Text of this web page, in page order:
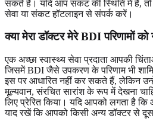
सकते हैं। यदि आप संकट की स्थिति में हैं,
सेवा या संकट हॉटलाइन से संपर्क करें।
क्या मेरा डॉक्टर मेरे BDI परिणामों
एक अच्छा स्वास्थ्य सेवा प्रदाता आपकी
जिसमें BDI जैसे उपकरण के परिणाम भी
इस पर आधारित नहीं कर सकते हैं, लेकिन
मूल्यवान, संरचित सारांश के रूप में देखना
लिए प्रेरित किया। यदि आपको लगता है
याद रखें कि आपको किसी अन्य डॉक्टर से